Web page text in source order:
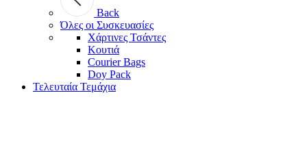
Back
Όλες οι Συσκευασίες
Χάρτινες Τσάντες
Κουτιά
Courier Bags
Doy Pack
Τελευταία Τεμάχια